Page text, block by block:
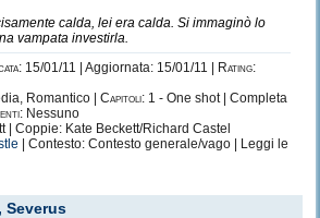
calda, lei era calda. Si immaginò lo
vampata investirla.
15/01/11 | Aggiornata: 15/01/11 |
Rating:
Romantico | Capitoli: 1 - One shot | Completa
Nessuno
| Coppie: Kate Beckett/Richard Castel
| Contesto: Contesto generale/vago | Leggi le
Severus